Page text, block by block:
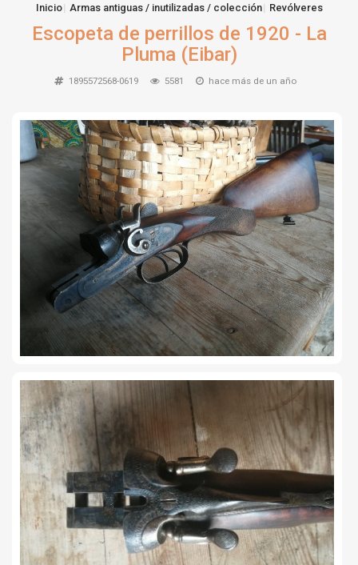
ESCOPETAS
AIRE COMPRIMIDO
OTRAS ARMAS
ACCESORIOS
Inicio Armas antiguas / inutilizadas / colección Revólveres
Escopeta de perrillos de 1920 - La
Pluma (Eibar)
1895572568-0619 5581 hace más de un año